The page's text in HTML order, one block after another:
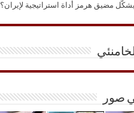
يشكّل مضيق هرمز أداة استراتيجية لإيران؟
صور